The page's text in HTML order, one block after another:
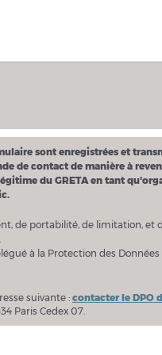
sont enregistrées et
de contact de manière à
du GRETA en tant
de portabilité, de limitation, et
à la Protection des Données
suivante : contacter le DPO
Paris Cedex 07.